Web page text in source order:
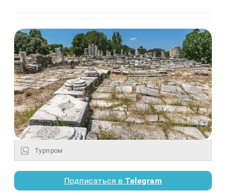
Турпром
Подписаться вTelegram